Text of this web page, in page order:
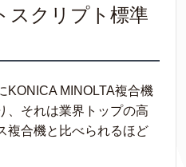
スクリプト標準
KONICA MINOLTA複合機
、それは業界トップの高
複合機と比べられるほど